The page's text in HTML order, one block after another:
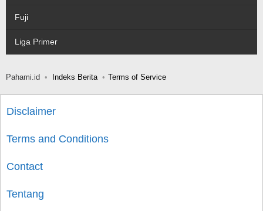
Fuji
Liga Primer
Pahami.id Indeks Berita Terms of Service
Disclaimer
Terms and Conditions
Contact
Tentang